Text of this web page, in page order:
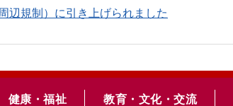
辺規制）に引き上げられました
健康・福祉 教育・文化・交流